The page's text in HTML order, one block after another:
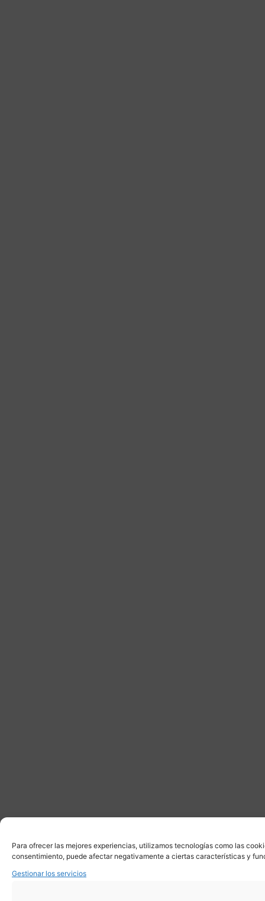
Para ofrecer las mejores experiencias, utilizamos tecnologías como las
consentimiento, puede afectar negativamente a ciertas características y
Gestionar los servicios